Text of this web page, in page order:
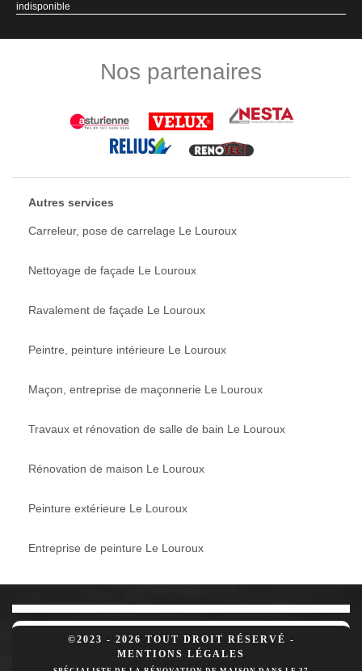
indisponible
Nos partenaires
Autres services
Carreleur, pose de carrelage Le Louroux
Nettoyage de façade Le Louroux
Ravalement de façade Le Louroux
Peintre, peinture intérieure Le Louroux
Maçon, entreprise de maçonnerie Le Louroux
Travaux et rénovation de salle de bain Le Louroux
Rénovation de maison Le Louroux
Peinture extérieure Le Louroux
Entreprise de peinture Le Louroux
©2023 - 2026 TOUT DROIT RÉSERVÉ -
MENTIONS LÉGALES